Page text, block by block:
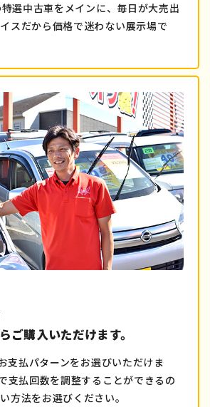
選中古車をメインに、毎日が大売出
スだから価格で迷わない展示場で
ご購入いただけます。
支払パターンをお選びいただけま
支払回数を調整することができるの
方法をお選びください。